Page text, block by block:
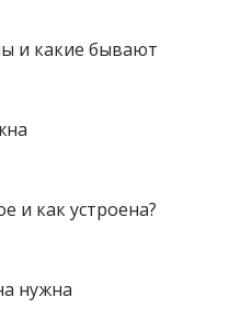
и какие бывают
и как устроена?
нужна